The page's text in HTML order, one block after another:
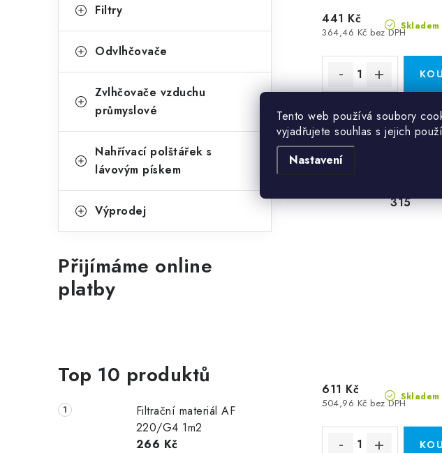
Tento web používá soubory
vyjadřujete souhlas s jejich
Nastavení
Filtry
Odvlhčovače
Zvlhčovače vzduchu
průmyslové
Nahřívací polštářek s
lávovým pískem
Výprodej
Přijímáme online
platby
Top 10 produktů
Filtrační materiál AF
220/G4 1m2
266 Kč
Skladem
364,46 Kč bez DPH
441 Kč
Výfukový kus 45° -
Výfukový kus 45° -
315
Skladem
504,96 Kč bez DPH
611 Kč